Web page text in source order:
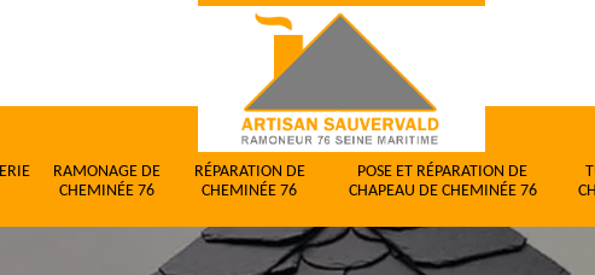
RAMONAGE DE
CHEMINÉE 76
RÉPARATION DE
CHEMINÉE 76
POSE ET RÉPARATION DE
CHAPEAU DE CHEMINÉE 76